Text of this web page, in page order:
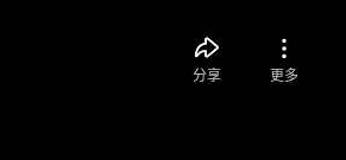
分享 更多